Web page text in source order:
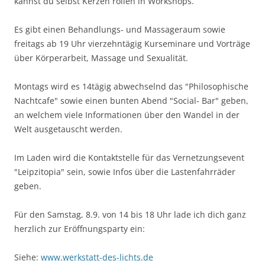
Es gibt einen Behandlungs- und Massageraum sowie
freitags ab 19 Uhr vierzehntägig Kurseminare und Vorträge
über Körperarbeit, Massage und Sexualität.
Montags wird es 14tägig abwechselnd das "Philosophische
Nachtcafe" sowie einen bunten Abend "Social- Bar" geben,
an welchem viele Informationen über den Wandel in der
Welt ausgetauscht werden.
Im Laden wird die Kontaktstelle für das Vernetzungsevent
"Leipzitopia" sein, sowie Infos über die Lastenfahrräder
geben.
Für den Samstag, 8.9. von 14 bis 18 Uhr lade ich dich ganz
herzlich zur Eröffnungsparty ein:
Siehe: www.werkstatt-des-lichts.de